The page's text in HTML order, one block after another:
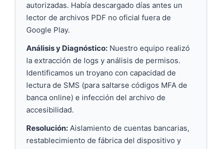
autorizadas. Había descargado días antes un
lector de archivos PDF no oficial fuera de
Google Play.
Análisis y Diagnóstico: Nuestro equipo realizó
la extracción de logs y análisis de permisos.
Identificamos un troyano con capacidad de
lectura de SMS (para saltarse códigos MFA de
banca online) e infección del archivo de
accesibilidad.
Resolución: Aislamiento de cuentas bancarias,
restablecimiento de fábrica del dispositivo y